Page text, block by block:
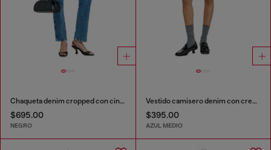
Chaqueta denim cropped con cinturón
$695.00
NEGRO
Vestido camisero denim con cremallera completa
$395.00
AZUL MEDIO